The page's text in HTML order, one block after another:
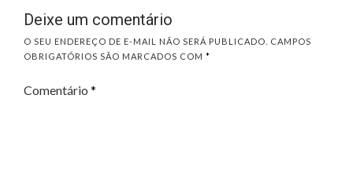
Deixe um comentário
O SEU ENDEREÇO DE E-MAIL NÃO SERÁ PUBLICADO.
CAMPOS
OBRIGATÓRIOS SÃO MARCADOS COM *
Comentário *